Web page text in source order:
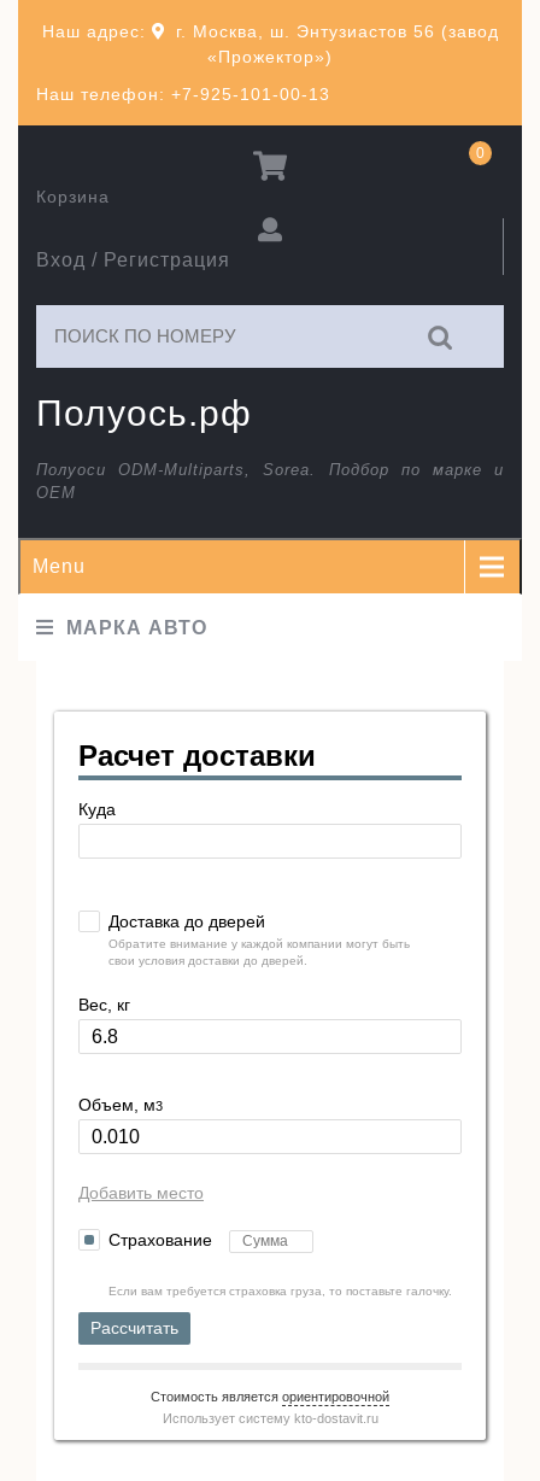
Наш телефон: +7-925-101-00-13
Наш адрес:
г. Москва, ш. Энтузиастов 56 (завод
«Прожектор»)
Полуось.рф
Полуоси ODM-Multiparts, Sorea. Подбор по марке и
ОЕМ
Вход / Регистрация
Корзина
0
Menu
МАРКА АВТО
Расчет доставки
Куда
Доставка до дверей
Обратите внимание у каждой компании могут быть
свои условия доставки до дверей.
Вес, кг
Объем, м3
Добавить место
Страхование
Если вам требуется страховка груза, то поставьте галочку.
Рассчитать
Стоимость является ориентировочной
Использует систему kto-dostavit.ru